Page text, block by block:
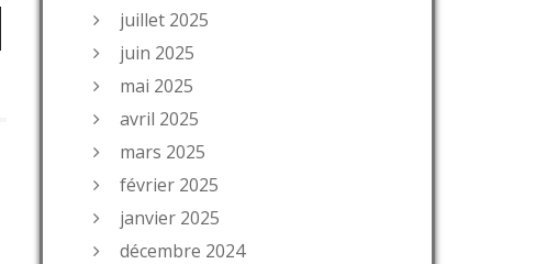
juillet 2025
juin 2025
mai 2025
avril 2025
mars 2025
février 2025
janvier 2025
décembre 2024